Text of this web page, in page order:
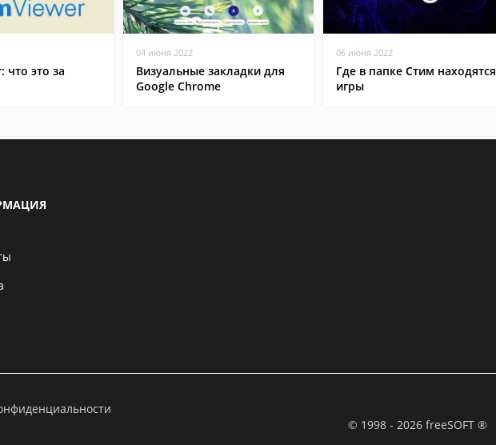
что это за
04 июня 2022
Визуальные закладки для
Google Chrome
06 июня 2022
Где в папке Стим находятся
игры
© 1998 - 2026 freeSOFT ®